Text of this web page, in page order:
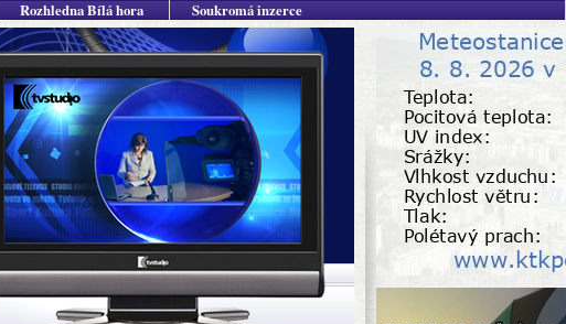
Rozhledna Bílá hora Soukromá inzerce